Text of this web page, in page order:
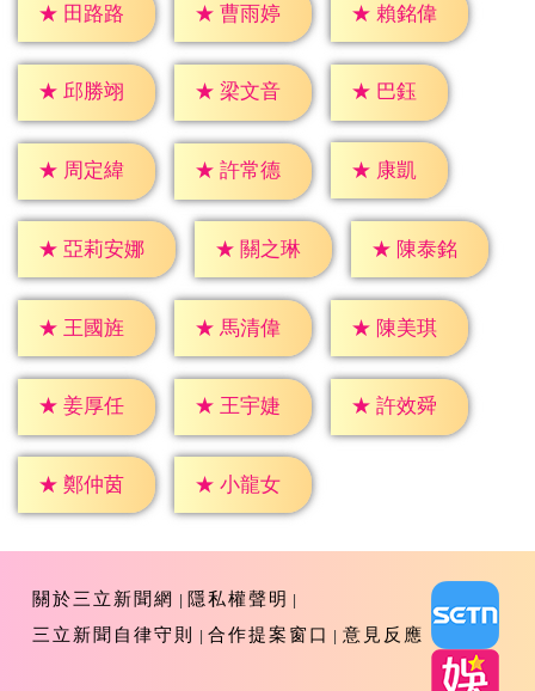
★ 田路路 ★ 曹雨婷 ★ 賴銘偉
★ 邱勝翊 ★ 梁文音 ★ 巴鈺
★ 周定緯 ★ 許常德 ★ 康凱
★ 亞莉安娜 ★ 關之琳 ★ 陳泰銘
★ 王國旌 ★ 馬清偉 ★ 陳美琪
★ 姜厚任 ★ 王宇婕 ★ 許效舜
★ 鄭仲茵 ★ 小龍女
關於三立新聞網
隱私權聲明
三立新聞自律守則
合作提案窗口 意見反應